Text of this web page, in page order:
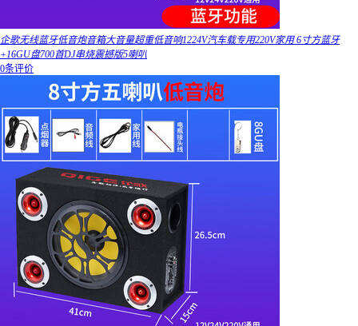
企歌无线蓝牙低音炮音箱大音量超重低音响1224V汽车载专用220V家用 6寸方蓝牙
+16GU盘700首DJ串烧震撼版5喇叭
0条评价